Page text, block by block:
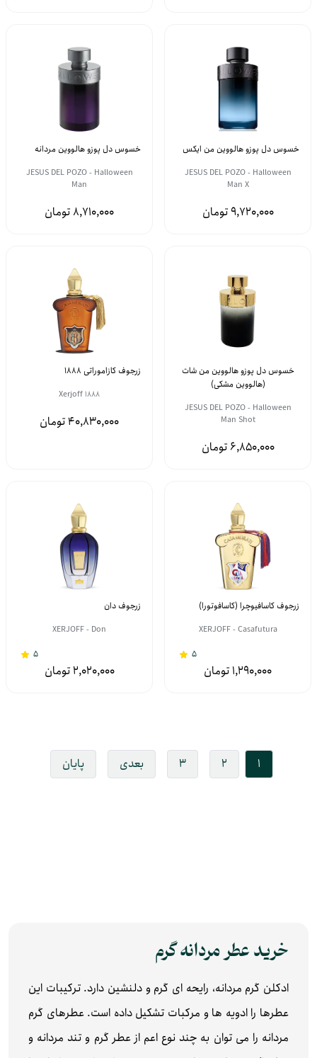
خسوس دل پوزو هالووین من ایکس
JESUS DEL POZO - Halloween
Man X
9,720,000
خسوس دل پوزو هالووین مردانه
JESUS DEL POZO - Halloween
Man
8,710,000
خسوس دل پوزو هالووین من شات
(هالووین مشکی)
JESUS DEL POZO - Halloween
Man Shot
6,850,000
زرجوف کازاموراتی 1888
Xerjoff 1888
40,830,000
زرجوف کاسافیوچرا (کاسافوتورا)
XERJOFF - Casafutura
5
1,290,000
زرجوف دان
XERJOFF - Don
5
2,020,000
1
2
3 بعدی پایان
خرید عطر مردانه گرم
ادکلن گرم مردانه، رایحه ای گرم و دلنشین دارد. ترکیبات این
عطرها را ادویه ها و مرکبات تشکیل داده است. عطرهای گرم
مردانه را می توان به چند نوع اعم از عطر گرم و تند مردانه و